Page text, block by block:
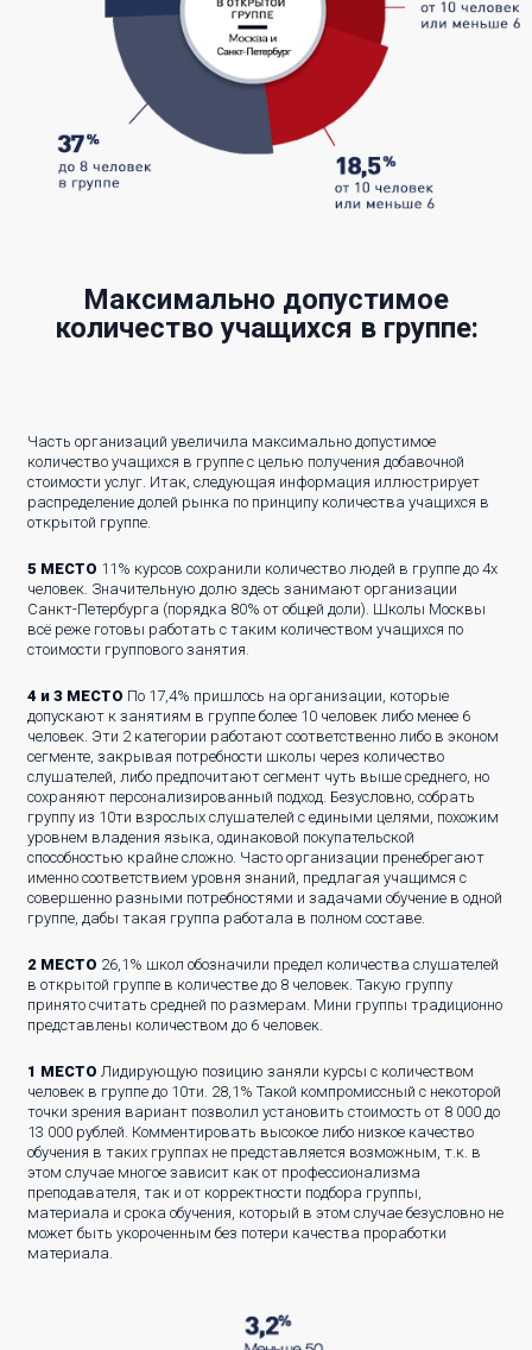
Максимально допустимое
количество учащихся в группе:
Часть организаций увеличила максимально допустимое
количество учащихся в группе с целью получения добавочной
стоимости услуг. Итак, следующая информация иллюстрирует
распределение долей рынка по принципу количества учащихся в
открытой группе.
5 МЕСТО 11% курсов сохранили количество людей в группе до 4х
человек. Значительную долю здесь занимают организации
Санкт-Петербурга (порядка 80% от общей доли). Школы Москвы
всё реже готовы работать с таким количеством учащихся по
стоимости группового занятия.
4 и 3 МЕСТО По 17,4% пришлось на организации, которые
допускают к занятиям в группе более 10 человек либо менее 6
человек. Эти 2 категории работают соответственно либо в эконом
сегменте, закрывая потребности школы через количество
слушателей, либо предпочитают сегмент чуть выше среднего, но
сохраняют персонализированный подход. Безусловно, собрать
группу из 10ти взрослых слушателей с едиными целями, похожим
уровнем владения языка, одинаковой покупательской
способностью крайне сложно. Часто организации пренебрегают
именно соответствием уровня знаний, предлагая учащимся с
совершенно разными потребностями и задачами обучение в одной
группе, дабы такая группа работала в полном составе.
2 МЕСТО 26,1% школ обозначили предел количества слушателей
в открытой группе в количестве до 8 человек. Такую группу
принято считать средней по размерам. Мини группы традиционно
представлены количеством до 6 человек.
1 МЕСТО Лидирующую позицию заняли курсы с количеством
человек в группе до 10ти. 28,1% Такой компромиссный с некоторой
точки зрения вариант позволил установить стоимость от 8 000 до
13 000 рублей. Комментировать высокое либо низкое качество
обучения в таких группах не представляется возможным, т.к. в
этом случае многое зависит как от профессионализма
преподавателя, так и от корректности подбора группы,
материала и срока обучения, который в этом случае безусловно не
может быть укороченным без потери качества проработки
материала.